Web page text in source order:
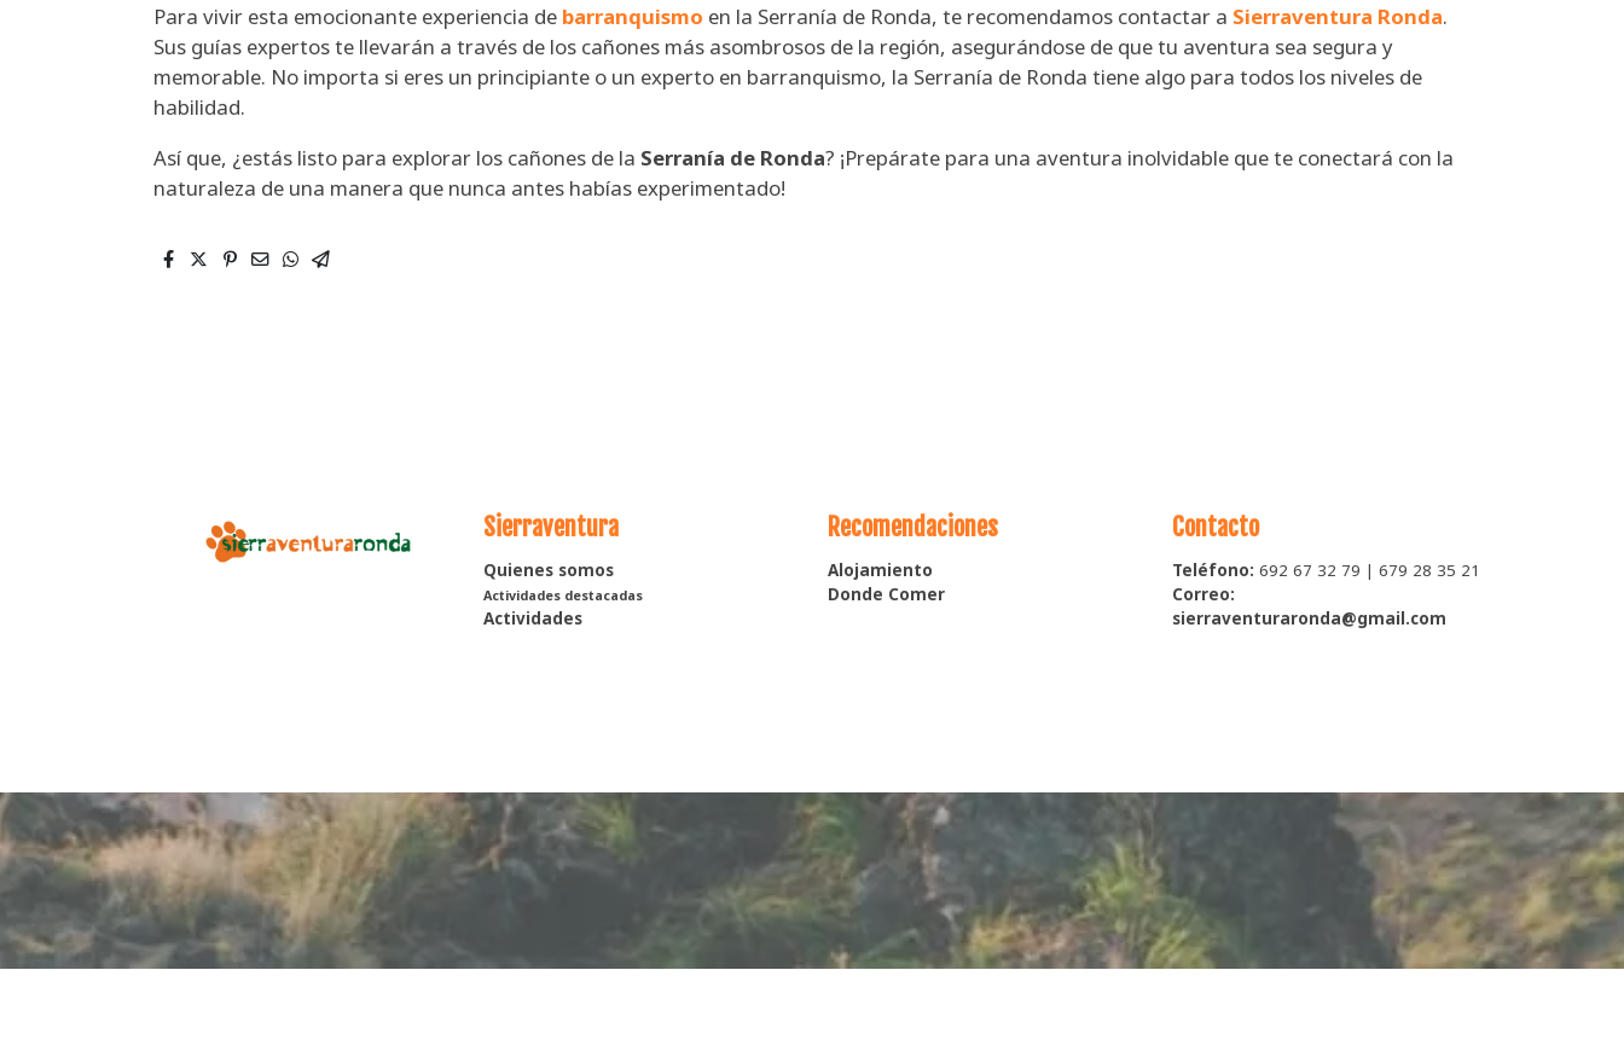
Para vivir esta emocionante experiencia de barranquismo en la Serranía de Ronda, te recomendamos contactar a Sierraventura Ronda.
Sus guías expertos te llevarán a través de los cañones más asombrosos de la región, asegurándose de que tu aventura sea segura y
memorable. No importa si eres un principiante o un experto en barranquismo, la Serranía de Ronda tiene algo para todos los niveles de
habilidad.
Así que, ¿estás listo para explorar los cañones de la Serranía de Ronda? ¡Prepárate para una aventura inolvidable que te conectará con la
naturaleza de una manera que nunca antes habías experimentado!
Sierraventura
Quienes somos
Actividades destacadas
Actividades
Recomendaciones
Alojamiento
Donde Comer
Contacto
Teléfono: 692 67 32 79 | 679 28 35 21
Correo:
sierraventuraronda@gmail.com